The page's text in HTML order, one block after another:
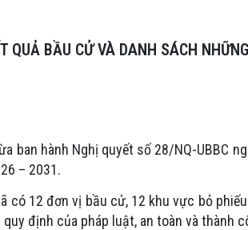
QUẢ BẦU CỬ VÀ DANH SÁCH
ban hành Nghị quyết số 28/NQ-UBBC
– 2031.
có 12 đơn vị bầu cử, 12 khu vực bỏ
định của pháp luật, an toàn và thành